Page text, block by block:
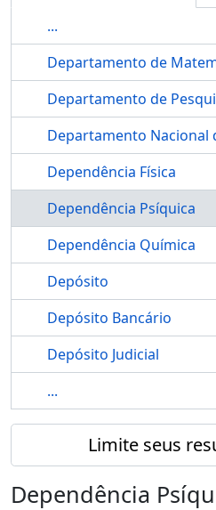
...
Dependência Física
Dependência Psíquica
Dependência Química
Depósito
Depósito Bancário
Depósito Judicial
...
Limite seus
Dependência